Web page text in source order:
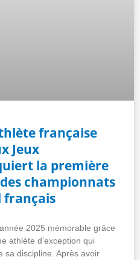
française
Jeux
la première
championnats
français
2025 mémorable grâce
athlète d’exception qui
sa discipline. Après avoir